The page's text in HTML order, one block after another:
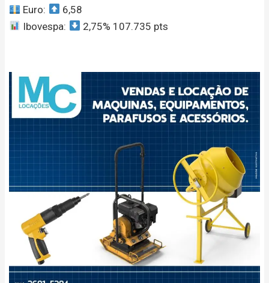
Euro:
6,58
Ibovespa:
2,75% 107.735 pts